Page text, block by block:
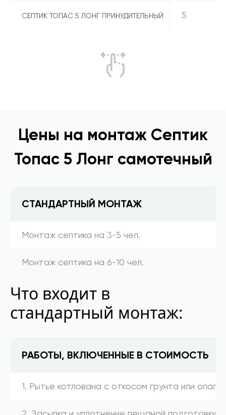
СЕПТИК ТОПАС 5 ЛОНГ ПРИНУДИТЕЛЬНЫЙ 5
Цены на монтаж Септик
Топас 5 Лонг самотечный
СТАНДАРТНЫЙ МОНТАЖ
Монтаж септика на 3-5 чел.
Монтаж септика на 6-10 чел.
Что входит в
стандартный монтаж:
РАБОТЫ, ВКЛЮЧЕННЫЕ В СТОИМОСТЬ
1. Рытье котлована с откосом грунта или